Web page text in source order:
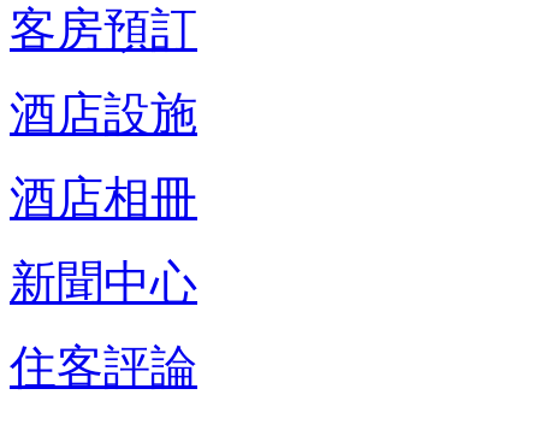
客房預訂
酒店設施
酒店相冊
新聞中心
住客評論